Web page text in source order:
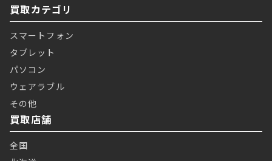
買取カテゴリ
スマートフォン
タブレット
パソコン
ウェアラブル
その他
買取店舗
全国